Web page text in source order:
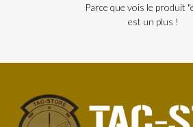
Parce que vois le produit
est un plus !